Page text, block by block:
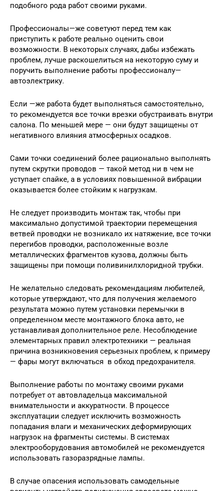
подобного рода работ своими руками.
Профессионалы—же советуют перед тем как
приступить к работе реально оценить свои
возможности. В некоторых случаях, дабы избежать
проблем, лучше раскошелиться на некоторую суму и
поручить выполнение работы профессионалу—
автоэлектрику.
Если —же работа будет выполняться самостоятельно,
то рекомендуется все точки врезки обустраивать внутри
салона. По меньшей мере — они будут защищены от
негативного влияния атмосферных осадков.
Сами точки соединений более рационально выполнять
путем скрутки проводов — такой метод ни в чем не
уступает спайке, а в условиях повышенной вибрации
оказывается более стойким к нагрузкам.
Не следует производить монтаж так, чтобы при
максимально допустимой траектории перемещения
ветвей проводки не возникало их натяжение, все точки
перегибов проводки, расположенные возле
металлических фрагментов кузова, должны быть
защищены при помощи поливинилхлоридной трубки.
Не желательно следовать рекомендациям любителей,
которые утверждают, что для получения желаемого
результата можно путем установки перемычки в
определенном месте монтажного блока авто, не
устанавливая дополнительное реле. Несоблюдение
элементарных правил электротехники — реальная
причина возникновения серьезных проблем, к примеру
— фары могут включаться в обход предохранителя.
Выполнение работы по монтажу своими руками
потребует от автовладельца максимальной
внимательности и аккуратности. В процессе
эксплуатации следует исключить возможность
попадания влаги и механических деформирующих
нагрузок на фрагменты системы. В системах
электрооборудования автомобилей не рекомендуется
использовать газоразрядные лампы.
В случае опасения использовать самодельные